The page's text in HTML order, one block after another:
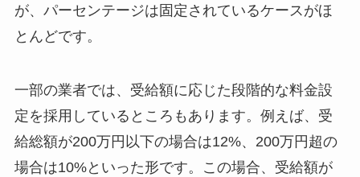
が、パーセンテージは固定されているケースがほ
とんどです。
一部の業者では、受給額に応じた段階的な料金設
定を採用しているところもあります。例えば、受
給総額が200万円以下の場合は12%、200万円超の
場合は10%といった形です。この場合、受給額が